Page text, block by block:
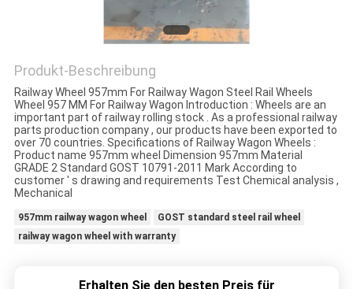
Produkt-Beschreibung
Railway Wheel 957mm For Railway Wagon Steel Rail Wheels
Wheel 957 MM For Railway Wagon Introduction : Wheels are an
important part of railway rolling stock . As a professional railway
parts production company , our products have been exported to
over 70 countries. Specifications of Railway Wagon Wheels :
Product name 957mm wheel Dimension 957mm Material
GRADE 2 Standard GOST 10791-2011 Mark According to
customer ' s drawing and requirements Test Chemical analysis ,
Mechanical
957mm railway wagon wheel
GOST standard steel rail wheel
railway wagon wheel with warranty
Erhalten Sie den besten Preis für